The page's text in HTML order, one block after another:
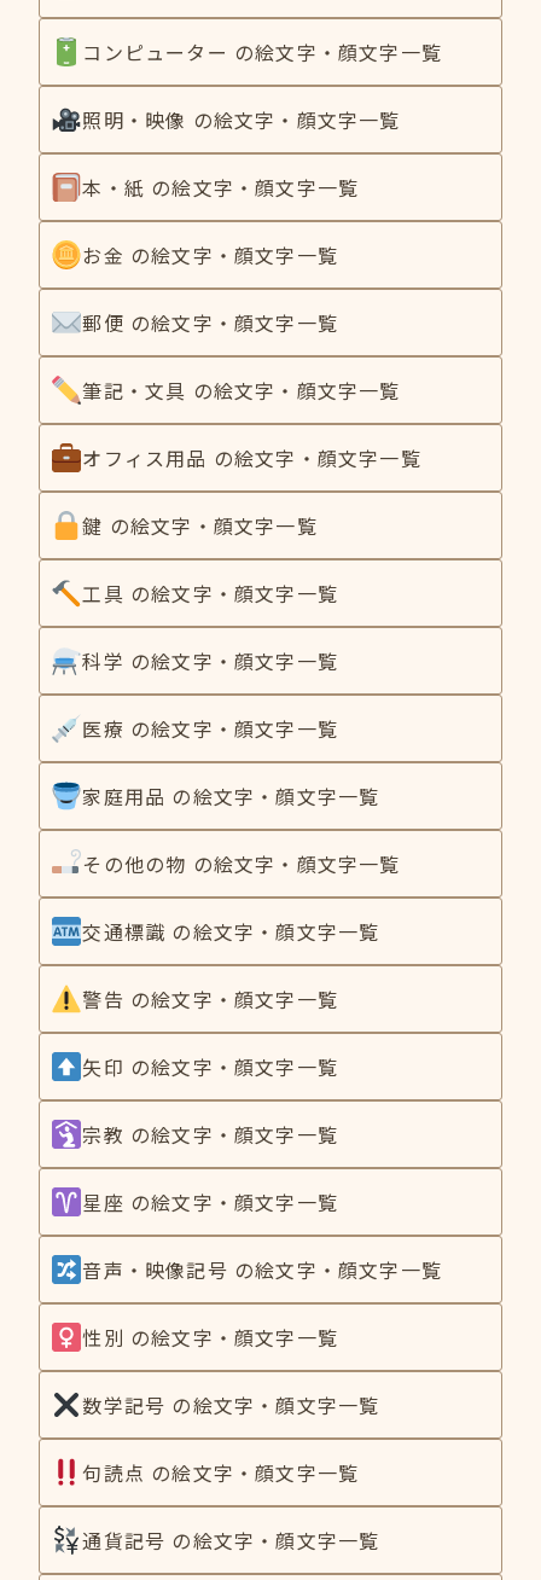
コンピューター の絵文字・顔文字一覧
照明・映像 の絵文字・顔文字一覧
本・紙 の絵文字・顔文字一覧
お金 の絵文字・顔文字一覧
郵便 の絵文字・顔文字一覧
筆記・文具 の絵文字・顔文字一覧
オフィス用品 の絵文字・顔文字一覧
鍵 の絵文字・顔文字一覧
工具 の絵文字・顔文字一覧
科学 の絵文字・顔文字一覧
医療 の絵文字・顔文字一覧
家庭用品 の絵文字・顔文字一覧
その他の物 の絵文字・顔文字一覧
交通標識 の絵文字・顔文字一覧
警告 の絵文字・顔文字一覧
矢印 の絵文字・顔文字一覧
宗教 の絵文字・顔文字一覧
星座 の絵文字・顔文字一覧
音声・映像記号 の絵文字・顔文字一覧
性別 の絵文字・顔文字一覧
数学記号 の絵文字・顔文字一覧
句読点 の絵文字・顔文字一覧
通貨記号 の絵文字・顔文字一覧